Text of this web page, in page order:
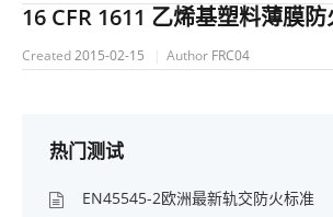
16 CFR 1611 乙烯基塑料薄膜
Created2015-02-15 Author FRC04
热门测试
EN45545-2欧洲最新轨交防火标准